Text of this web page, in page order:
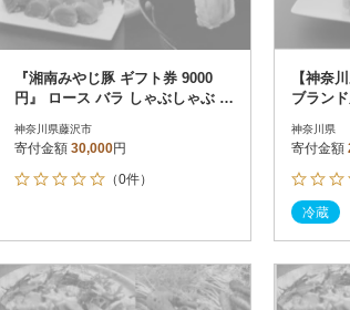
『湘南みやじ豚 ギフト券 9000
円』 ロース バラ しゃぶしゃぶ と
神奈川県藤沢市
寄付金額 30,000円
（0件）
【神奈
ブラン
で配送】
神奈川県
寄付金額
冷蔵